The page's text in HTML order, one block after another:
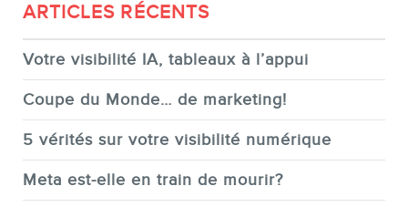
ARTICLES RÉCENTS
Votre visibilité IA, tableaux à l’appui
Coupe du Monde… de marketing!
5 vérités sur votre visibilité numérique
Meta est-elle en train de mourir?